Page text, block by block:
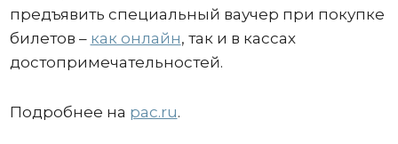
предъявить специальный ваучер при покупке
билетов – как онлайн, так и в кассах
достопримечательностей.
Подробнее на pac.ru.